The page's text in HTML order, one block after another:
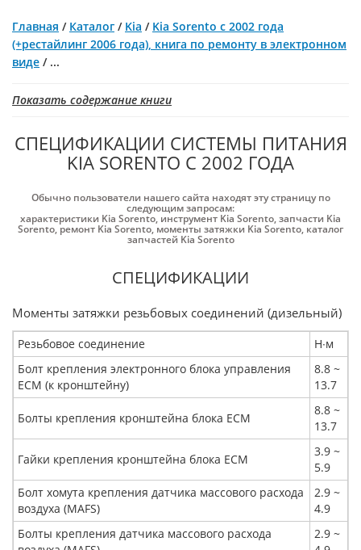
Главная / Каталог / Kia / Kia Sorento с 2002 года
(+рестайлинг 2006 года), книга по ремонту в электронном
виде / ...
Показать содержание книги
СПЕЦИФИКАЦИИ СИСТЕМЫ ПИТАНИЯ
KIA SORENTO С 2002 ГОДА
Обычно пользователи нашего сайта находят эту страницу по
следующим запросам:
характеристики Kia Sorento, инструмент Kia Sorento,запчасти Kia
Sorento,ремонт Kia Sorento, моменты затяжки Kia Sorento, каталог
запчастей Kia Sorento
СПЕЦИФИКАЦИИ
Моменты затяжки резьбовых соединений (дизельный)
Резьбовое соединение
Н∙м
Болт крепления электронного блока управления
ECM (к кронштейну)
8.8 ~
13.7
Болты крепления кронштейна блока ECM
8.8 ~
13.7
Гайки крепления кронштейна блока ECM
3.9 ~
5.9
Болт хомута крепления датчика массового расхода
воздуха (MAFS)
2.9 ~
4.9
Болты крепления датчика массового расхода
2.9 ~